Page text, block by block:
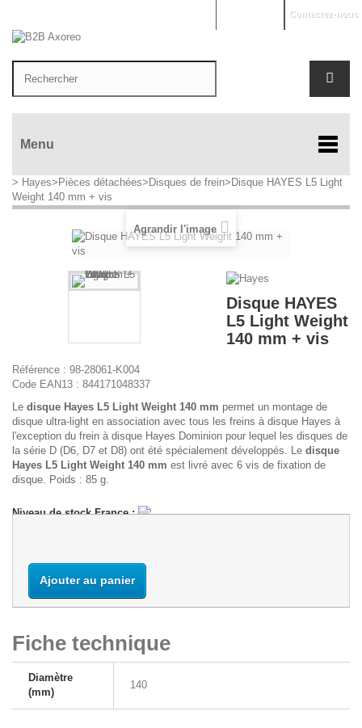
Contactez-nous
Menu
> Hayes> Pièces détachées> Disques de frein> Disque HAYES L5 Light
Weight 140 mm + vis
Agrandir l'image
Disque HAYES
L5 Light Weight
140 mm + vis
Référence : 98-28061-K004
Code EAN13 : 844171048337
Le disque Hayes L5 Light Weight 140 mm permet un montage de
disque ultra-light en association avec tous les freins à disque Hayes à
l'exception du frein à disque Hayes Dominion pour lequel les disques de
la série D (D6, D7 et D8) ont été spécialement développés. Le disque
Hayes L5 Light Weight 140 mm est livré avec 6 vis de fixation de
disque. Poids : 85 g.
Niveau de stock France :
Ajouter au panier
Fiche technique
Diamètre
(mm)
140